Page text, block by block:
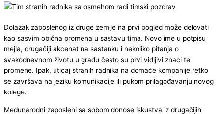
Dolazak zaposlenog iz druge zemlje na prvi pogled može delovati
kao sasvim obična promena u sastavu tima. Novo ime u potpisu
mejla, drugačiji akcenat na sastanku i nekoliko pitanja o
svakodnevnom životu u gradu često su prvi vidljivi znaci te
promene. Ipak, uticaj stranih radnika na domaće kompanije retko
se završava na jeziku komunikacije ili pukom prilagođavanju novog
kolege.
Međunarodni zaposleni sa sobom donose iskustva iz drugačijih